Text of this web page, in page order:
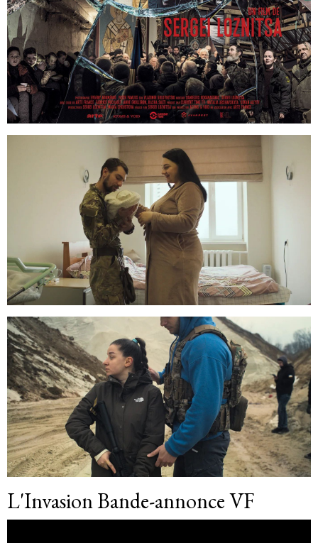
L'Invasion Bande-annonce VF